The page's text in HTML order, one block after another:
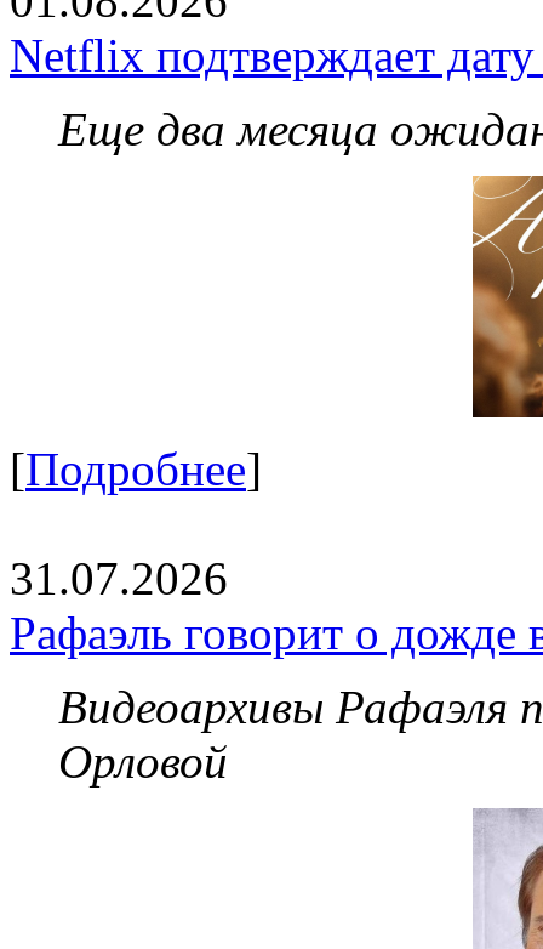
Netflix подтверждает
Еще два месяца
[Подробнее]
31.07.2026
Рафаэль говорит о дожде
Видеоархивы Рафаэля
Орловой